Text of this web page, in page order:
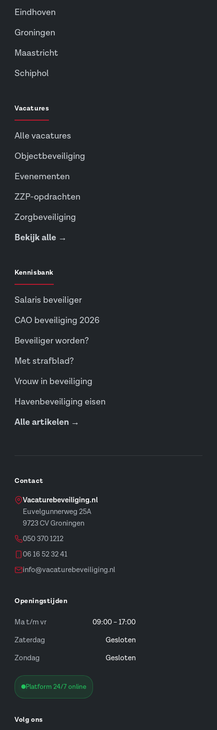
Eindhoven
Groningen
Maastricht
Schiphol
Vacatures
Alle vacatures
Objectbeveiliging
Evenementen
ZZP-opdrachten
Zorgbeveiliging
Bekijk alle →
Kennisbank
Salaris beveiliger
CAO beveiliging 2026
Beveiliger worden?
Met strafblad?
Vrouw in beveiliging
Havenbeveiliging eisen
Alle artikelen →
Contact
Vacaturebeveiliging.nl
Euvelgunnerweg 25A
9723 CV Groningen
050 370 1212
06 16 52 32 41
info@vacaturebeveiliging.nl
Openingstijden
Ma t/m vr
09:00 – 17:00
Zaterdag
Gesloten
Zondag
Gesloten
Platform 24/7 online
Volg ons